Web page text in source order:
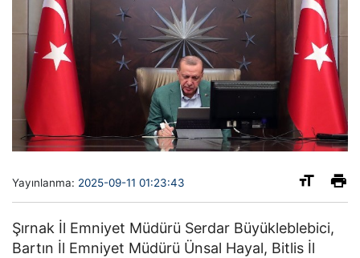
Yayınlanma: 2025-09-11 01:23:43
Şırnak İl Emniyet Müdürü Serdar Büyükleblebici,
Bartın İl Emniyet Müdürü Ünsal Hayal, Bitlis İl